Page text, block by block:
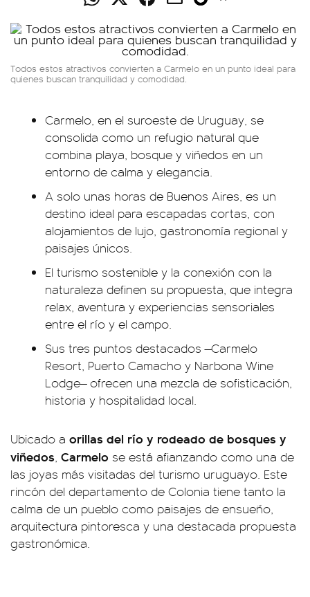
Todos estos atractivos convierten a Carmelo en un punto ideal para
quienes buscan tranquilidad y comodidad.
Carmelo, en el suroeste de Uruguay, se
consolida como un refugio natural que
combina playa, bosque y viñedos en un
entorno de calma y elegancia.
A solo unas horas de Buenos Aires, es un
destino ideal para escapadas cortas, con
alojamientos de lujo, gastronomía regional y
paisajes únicos.
El turismo sostenible y la conexión con la
naturaleza definen su propuesta, que integra
relax, aventura y experiencias sensoriales
entre el río y el campo.
Sus tres puntos destacados —Carmelo
Resort, Puerto Camacho y Narbona Wine
Lodge— ofrecen una mezcla de sofisticación,
historia y hospitalidad local.
Ubicado a orillas del río y rodeado de bosques y
viñedos, Carmelo se está afianzando como una de
las joyas más visitadas del turismo uruguayo. Este
rincón del departamento de Colonia tiene tanto la
calma de un pueblo como paisajes de ensueño,
arquitectura pintoresca y una destacada propuesta
gastronómica.